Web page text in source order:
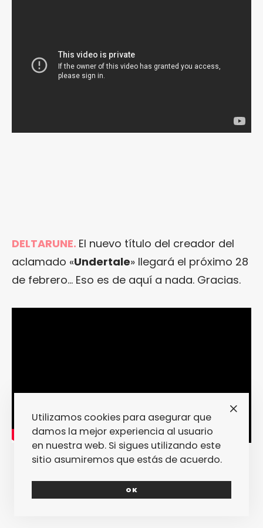
DELTARUNE. El nuevo título del creador del
aclamado «Undertale» llegará el próximo 28
de febrero… Eso es de aquí a nada. Gracias.
Utilizamos cookies para asegurar que
damos la mejor experiencia al usuario
en nuestra web. Si sigues utilizando este
sitio asumiremos que estás de acuerdo.
OK